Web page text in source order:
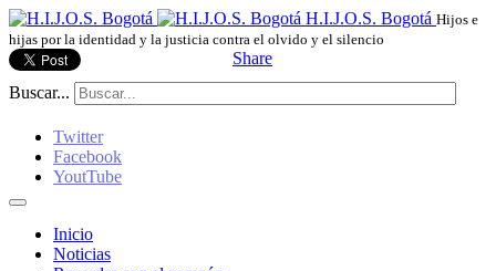
H.I.J.O.S. Bogotá Hijos e
hijas por la identidad y la justicia contra el olvido y el silencio
Share
Buscar...
Twitter
Facebook
YoutTube
Inicio
Noticias